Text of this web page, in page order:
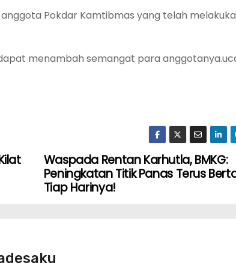
Pokdar Kamtibmas yang telah
menambah semangat para
Waspada Rentan Karhutla, BMKG:
Peningkatan Titik Panas Terus
Tiap Harinya!